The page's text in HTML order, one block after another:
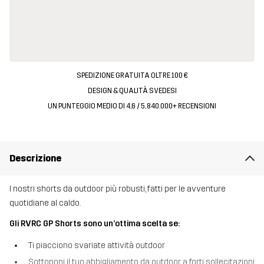
SPEDIZIONE GRATUITA OLTRE 100 €
DESIGN & QUALITÀ SVEDESI
UN PUNTEGGIO MEDIO DI 4,6 / 5, 840.000+ RECENSIONI
Descrizione
I nostri shorts da outdoor più robusti, fatti per le avventure
quotidiane al caldo.
Gli RVRC GP Shorts sono un’ottima scelta se:
Ti piacciono svariate attività outdoor